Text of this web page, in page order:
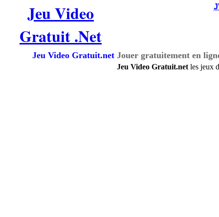
Jeu Video
Gratuit .Net
Jeu Video Gratuit.net Jouer gratuitement en
Jeu Video Gratuit.net les jeux